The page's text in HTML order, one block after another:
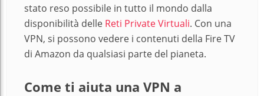
stato reso possibile in tutto il mondo dalla
disponibilità delle Reti Private Virtuali. Con una
VPN, si possono vedere i contenuti della Fire TV
di Amazon da qualsiasi parte del pianeta.
Come ti aiuta una VPN a